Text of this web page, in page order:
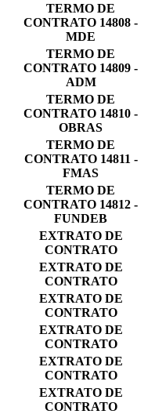
TERMO DE
CONTRATO 14808 -
MDE
TERMO DE
CONTRATO 14809 -
ADM
TERMO DE
CONTRATO 14810 -
OBRAS
TERMO DE
CONTRATO 14811 -
FMAS
TERMO DE
CONTRATO 14812 -
FUNDEB
EXTRATO DE
CONTRATO
EXTRATO DE
CONTRATO
EXTRATO DE
CONTRATO
EXTRATO DE
CONTRATO
EXTRATO DE
CONTRATO
EXTRATO DE
CONTRATO